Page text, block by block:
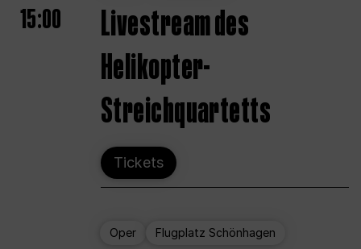
15:00
Livestream des
Helikopter-
Streichquartetts
Tickets
Oper Flugplatz Schönhagen